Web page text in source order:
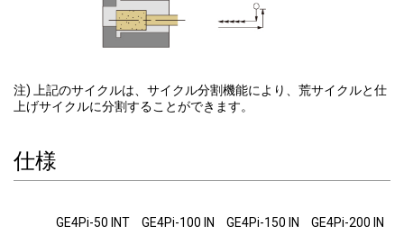
注) 上記のサイクルは、サイクル分割機能により、荒サイクルと仕
上げサイクルに分割することができます。
仕様
GE4Pi-50 INT
GE4Pi-100 IN
GE4Pi-150 IN
GE4Pi-200 IN